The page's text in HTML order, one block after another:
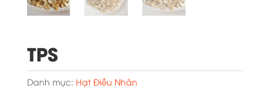
TPS
Danh mục: Hạt Điều Nhân